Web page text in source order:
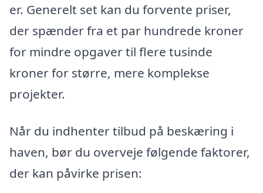
er. Generelt set kan du forvente priser,
der spænder fra et par hundrede kroner
for mindre opgaver til flere tusinde
kroner for større, mere komplekse
projekter.
Når du indhenter tilbud på beskæring i
haven, bør du overveje følgende faktorer,
der kan påvirke prisen: